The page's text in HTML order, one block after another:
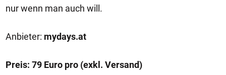
nur wenn man auch will.
Anbieter: mydays.at
Preis: 79 Euro pro (exkl. Versand)